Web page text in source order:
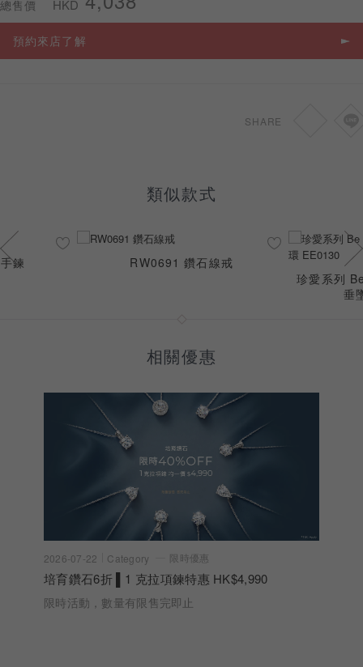
總售價 HKD
預約來店了解
SHARE
類似款式
鍊
RW0691 鑽石線戒
珍愛系列
垂
相關優惠
2026-07-22 Category 限時優惠
培育鑽石6折 ▌1 克拉項鍊特惠 HK$4,990
限時活動，數量有限售完即止